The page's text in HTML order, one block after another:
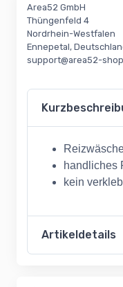
Area52 GmbH
Thüngenfeld 4
Nordrhein-Westfalen
Ennepetal,
support@area52-
handliches
kein
Artikeldetails